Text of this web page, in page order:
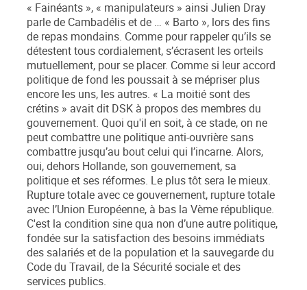
« Fainéants », « manipulateurs » ainsi Julien Dray
parle de Cambadélis et de … « Barto », lors des fins
de repas mondains. Comme pour rappeler qu’ils se
détestent tous cordialement, s’écrasent les orteils
mutuellement, pour se placer. Comme si leur accord
politique de fond les poussait à se mépriser plus
encore les uns, les autres. « La moitié sont des
crétins » avait dit DSK à propos des membres du
gouvernement. Quoi qu'il en soit, à ce stade, on ne
peut combattre une politique anti-ouvrière sans
combattre jusqu’au bout celui qui l’incarne. Alors,
oui, dehors Hollande, son gouvernement, sa
politique et ses réformes. Le plus tôt sera le mieux.
Rupture totale avec ce gouvernement, rupture totale
avec l’Union Européenne, à bas la Vème république.
C'est la condition sine qua non d’une autre politique,
fondée sur la satisfaction des besoins immédiats
des salariés et de la population et la sauvegarde du
Code du Travail, de la Sécurité sociale et des
services publics.